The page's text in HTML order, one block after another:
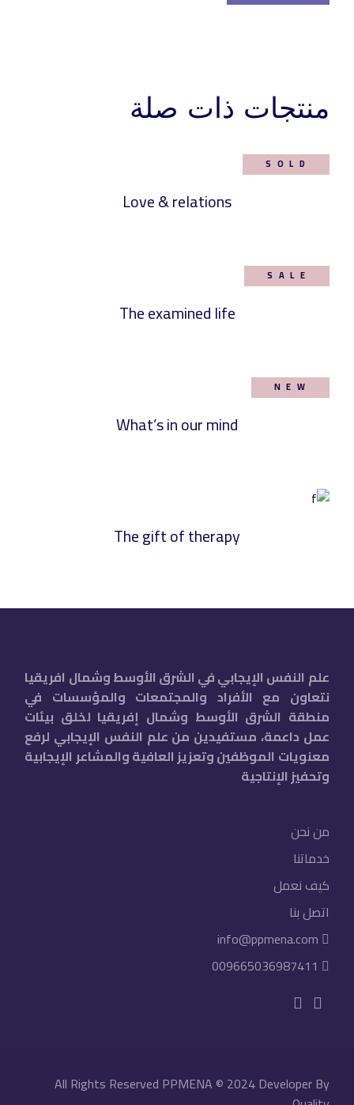
منتجات ذات صلة
SOLD
Love & relations
SALE
The examined life
NEW
What’s in our mind
The gift of therapy
علم النفس الإيجابي في الشرق الأوسط وشمال افريقيا
نتعاون مع الأفراد والمجتمعات والمؤسسات في
منطقة الشرق الأوسط وشمال إفريقيا لخلق بيئات
عمل داعمة، مستفيدين من علم النفس الإيجابي لرفع
معنويات الموظفين وتعزيز العافية والمشاعر الإيجابية
وتحفيز الإنتاجية
من نحن
خدماتنا
كيف نعمل
اتصل بنا
info@ppmena.com
009665036987411
All Rights Reserved PPMENA © 2024Developer By